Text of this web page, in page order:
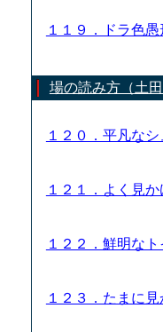
１１９．ドラ色
場の読み方（土
１２０．平凡な
１２１．よく見
１２２．鮮明な
１２３．たまに